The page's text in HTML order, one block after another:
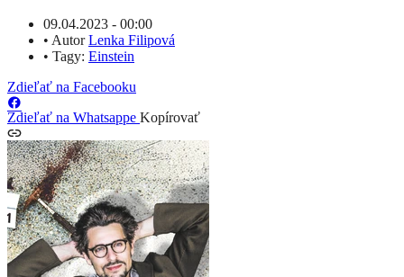
09.04.2023 - 00:00
• AutorLenka Filipová
• Tagy: Einstein
Zdieľať na Facebooku
Zdieľať na Whatsappe Kopírovať